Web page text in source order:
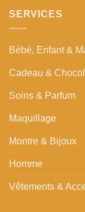
SERVICES
Bébé, Enfant &
Cadeau &
Soins & Parfum
Maquillage
Montre & Bijoux
Homme
Vêtements &